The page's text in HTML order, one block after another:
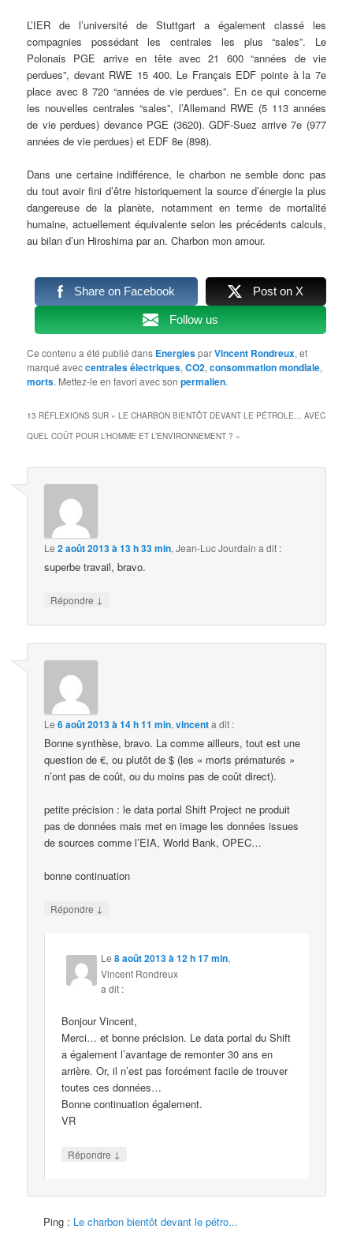
L’IER de l’université de Stuttgart a également classé les
compagnies possédant les centrales les plus “sales”. Le
Polonais PGE arrive en tête avec 21 600 “années de vie
perdues”, devant RWE 15 400. Le Français EDF pointe à la 7e
place avec 8 720 “années de vie perdues”. En ce qui concerne
les nouvelles centrales “sales”, l’Allemand RWE (5 113 années
de vie perdues) devance PGE (3620). GDF-Suez arrive 7e (977
années de vie perdues) et EDF 8e (898).
Dans une certaine indifférence, le charbon ne semble donc pas
du tout avoir fini d’être historiquement la source d’énergie la plus
dangereuse de la planète, notamment en terme de mortalité
humaine, actuellement équivalente selon les précédents calculs,
au bilan d’un Hiroshima par an. Charbon mon amour.
Share on Facebook Post on X
Follow us
Ce contenu a été publié dans EnergiesparVincent Rondreux, et
marqué aveccentrales électriques,CO2,consommation mondiale,
morts. Mettez-le en favori avec sonpermalien.
13 RÉFLEXIONS SUR «LE CHARBON BIENTÔT DEVANT LE PÉTROLE… AVEC
QUEL COÛT POUR L’HOMME ET L’ENVIRONNEMENT ? »
Le2 août 2013 à 13 h 33 min,Jean-Luc Jourdain a dit :
superbe travail, bravo.
Répondre ↓
Le6 août 2013 à 14 h 11 min,vincenta dit :
Bonne synthèse, bravo. La comme ailleurs, tout est une
question de €, ou plutôt de $ (les « morts prématurés »
n’ont pas de coût, ou du moins pas de coût direct).
petite précision : le data portal Shift Project ne produit
pas de données mais met en image les données issues
de sources comme l’EIA, World Bank, OPEC…
bonne continuation
Répondre ↓
Le8 août 2013 à 12 h 17 min,
Vincent Rondreux
a dit :
Bonjour Vincent,
Merci… et bonne précision. Le data portal du Shift
a également l’avantage de remonter 30 ans en
arrière. Or, il n’est pas forcément facile de trouver
toutes ces données…
Bonne continuation également.
VR
Répondre ↓
Ping : Le charbon bientôt devant le pétro...